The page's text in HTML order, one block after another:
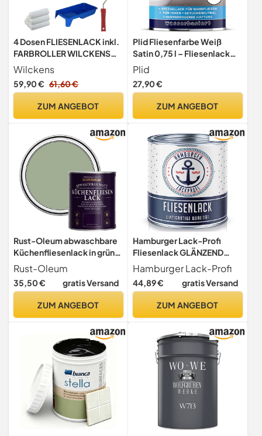
4 Dosen FLIESENLACK inkl.
FARBROLLER WILCKENS
weiß für 32 qm
Wilckens
59,90 € 61,60 €
ZUM ANGEBOT
Plid Fliesenfarbe Weiß
Satin 0,75 l – Fliesenlack
Bad & Küche
Plid
27,90 €
ZUM ANGEBOT
Rust-Oleum abwaschbare
Küchenfliesenlack in grün
mit Matt Finish - Khaki Grün
750ML
Rust-Oleum
35,50 € gratis Versand
ZUM ANGEBOT
Hamburger Lack-Profi
Fliesenlack GLÄNZEND
Weiß RAL 9010
Fliesenfarbe (1 L)
Hamburger Lack-Profi
44,89 € gratis Versand
ZUM ANGEBOT